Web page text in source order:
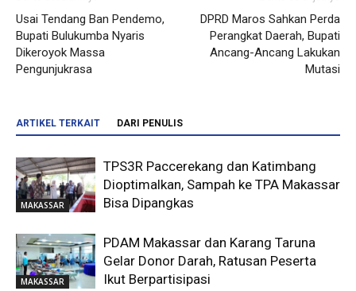
Usai Tendang Ban Pendemo,
Bupati Bulukumba Nyaris
Dikeroyok Massa
Pengunjukrasa
DPRD Maros Sahkan Perda
Perangkat Daerah, Bupati
Ancang-Ancang Lakukan
Mutasi
ARTIKEL TERKAIT DARI PENULIS
MAKASSAR
TPS3R Paccerekang dan Katimbang
Dioptimalkan, Sampah ke TPA Makassar
Bisa Dipangkas
MAKASSAR
PDAM Makassar dan Karang Taruna
Gelar Donor Darah, Ratusan Peserta
Ikut Berpartisipasi